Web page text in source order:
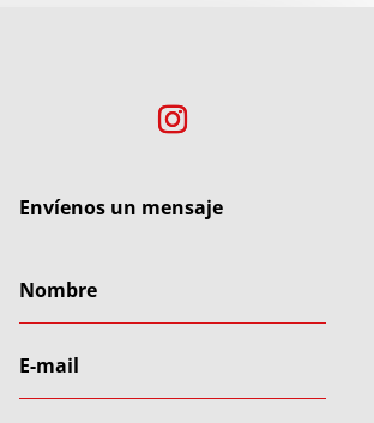
Envíenos un mensaje